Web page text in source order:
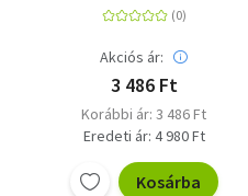
Akciós ár:
3 486 Ft
Korábbi ár: 3 486 Ft
Eredeti ár: 4 980 Ft
Kosárba